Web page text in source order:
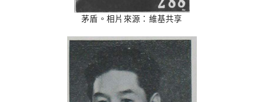
茅盾。相片來源：維基共享